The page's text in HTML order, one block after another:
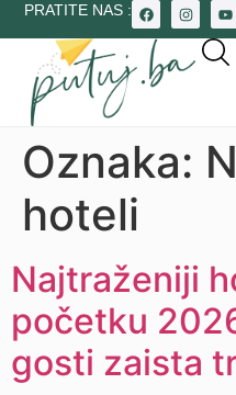
PRATITE NAS :
Oznaka:
hoteli
Najtraženiji
početku
gosti zaista